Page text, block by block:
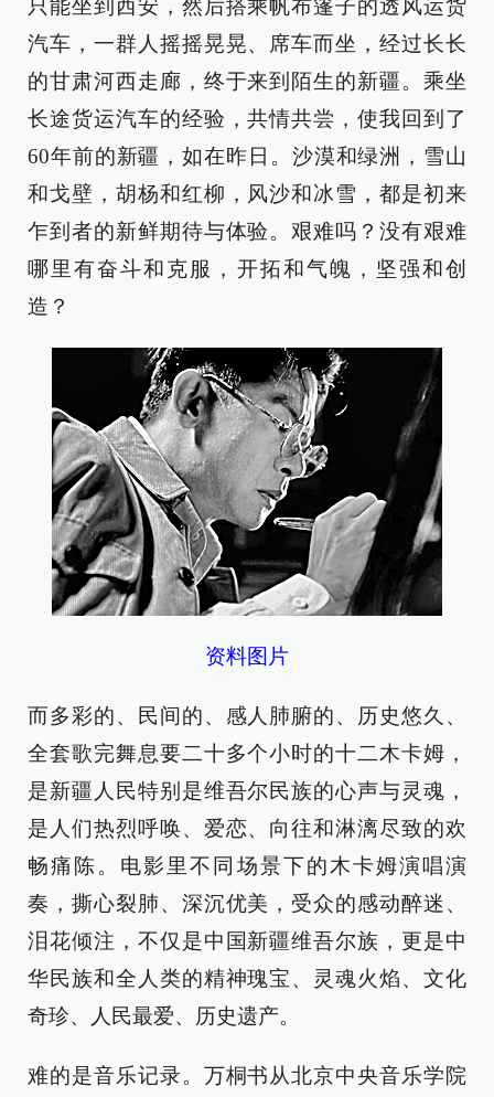
只能坐到西安，然后搭乘帆布篷子的透风运货
汽车，一群人摇摇晃晃、席车而坐，经过长长
的甘肃河西走廊，终于来到陌生的新疆。乘坐
长途货运汽车的经验，共情共尝，使我回到了
60年前的新疆，如在昨日。沙漠和绿洲，雪山
和戈壁，胡杨和红柳，风沙和冰雪，都是初来
乍到者的新鲜期待与体验。艰难吗？没有艰难
哪里有奋斗和克服，开拓和气魄，坚强和创
造？
资料图片
而多彩的、民间的、感人肺腑的、历史悠久、
全套歌完舞息要二十多个小时的十二木卡姆，
是新疆人民特别是维吾尔民族的心声与灵魂，
是人们热烈呼唤、爱恋、向往和淋漓尽致的欢
畅痛陈。电影里不同场景下的木卡姆演唱演
奏，撕心裂肺、深沉优美，受众的感动醉迷、
泪花倾注，不仅是中国新疆维吾尔族，更是中
华民族和全人类的精神瑰宝、灵魂火焰、文化
奇珍、人民最爱、历史遗产。
难的是音乐记录。万桐书从北京中央音乐学院